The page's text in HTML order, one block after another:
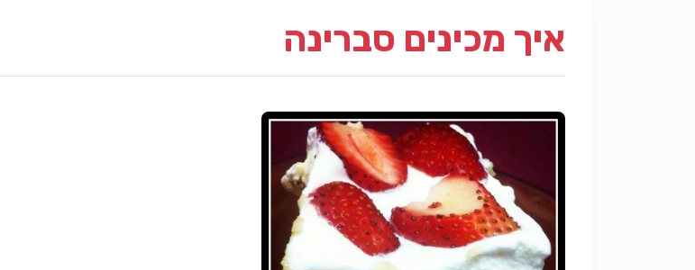
איך מכינים סברינה